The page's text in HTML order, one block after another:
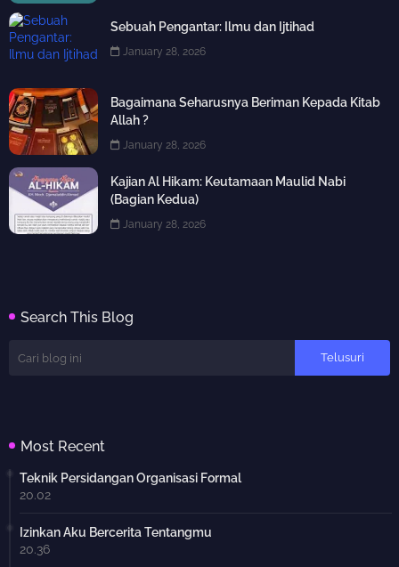
Sebuah Pengantar: Ilmu dan Ijtihad
January 28, 2026
Bagaimana Seharusnya Beriman Kepada Kitab
Allah ?
January 28, 2026
Kajian Al Hikam: Keutamaan Maulid Nabi
(Bagian Kedua)
January 28, 2026
Search This Blog
Most Recent
Teknik Persidangan Organisasi Formal
20.02
Izinkan Aku Bercerita Tentangmu
20.36